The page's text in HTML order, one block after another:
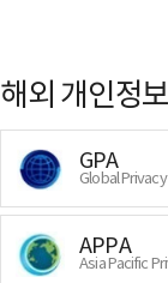
해외 개인정
GPA
Global
APPA
Asia Pacific